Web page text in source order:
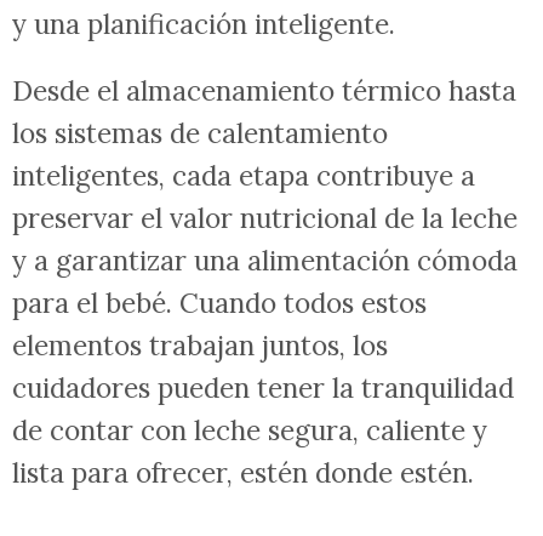
y una planificación inteligente.
Desde el almacenamiento térmico hasta
los sistemas de calentamiento
inteligentes, cada etapa contribuye a
preservar el valor nutricional de la leche
y a garantizar una alimentación cómoda
para el bebé. Cuando todos estos
elementos trabajan juntos, los
cuidadores pueden tener la tranquilidad
de contar con leche segura, caliente y
lista para ofrecer, estén donde estén.